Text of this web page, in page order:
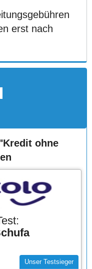
erst nach
ohne
Unser Testsieger